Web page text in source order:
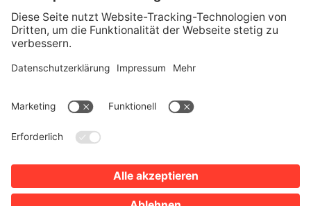
WICHTIGE LINKS
PresseWir über unsTourist-Information
Erklärung zur Barrierefreiheit
Impressum